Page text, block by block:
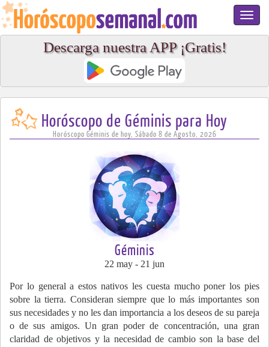
Descarga nuestra APP ¡Gratis!
Horóscopo de Géminis para Hoy
Horóscopo Géminis de hoy, Sábado 8 de Agosto, 2026
Géminis
22 may - 21 jun
Por lo general a estos nativos les cuesta mucho poner los pies
sobre la tierra. Consideran siempre que lo más importantes son
sus necesidades y no les dan importancia a los deseos de su pareja
o de sus amigos. Un gran poder de concentración, una gran
claridad de objetivos y la necesidad de cambio son la base del